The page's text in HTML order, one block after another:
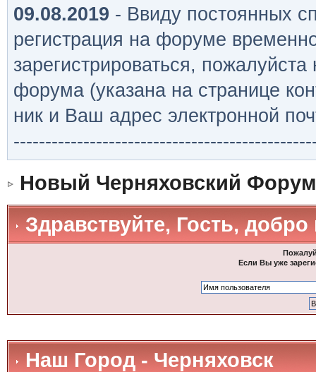
09.08.2019 - Ввиду постоянных
регистрация на форуме
зарегистрироваться,
форума (указана на странице
ник и Ваш адрес электронной
Новый Черняховский Форум
Здравствуйте, Гость,
Если Вы уже
Наш Город - Черняховск